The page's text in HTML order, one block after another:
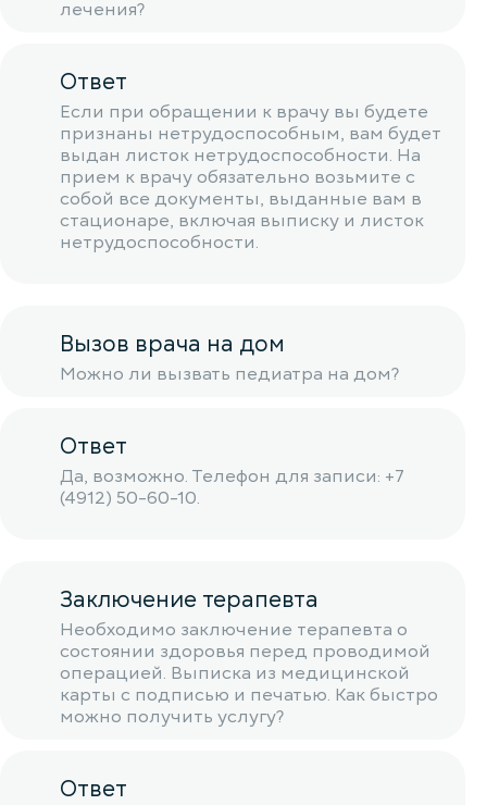
лечения?
Ответ
Если при обращении к врачу вы будете
признаны нетрудоспособным, вам будет
выдан листок нетрудоспособности. На
прием к врачу обязательно возьмите с
собой все документы, выданные вам в
стационаре, включая выписку и листок
нетрудоспособности.
Вызов врача на дом
Можно ли вызвать педиатра на дом?
Ответ
Да, возможно. Телефон для записи: +7
(4912) 50-60-10.
Заключение терапевта
Необходимо заключение терапевта о
состоянии здоровья перед проводимой
операцией. Выписка из медицинской
карты с подписью и печатью. Как быстро
можно получить услугу?
Ответ